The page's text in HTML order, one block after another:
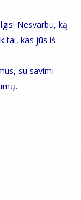
Nesvarbu, ką
tai, kas jūs iš
su savimi